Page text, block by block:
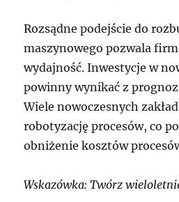
Rozsądne podejście do
maszynowego pozwala
wydajność. Inwestycje w
powinny wynikać z
Wiele nowoczesnych
robotyzację procesów, co
obniżenie kosztów
Wskazówka: Twórz